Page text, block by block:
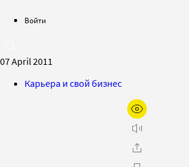
Войти
07 April 2011
Карьера и свой бизнес